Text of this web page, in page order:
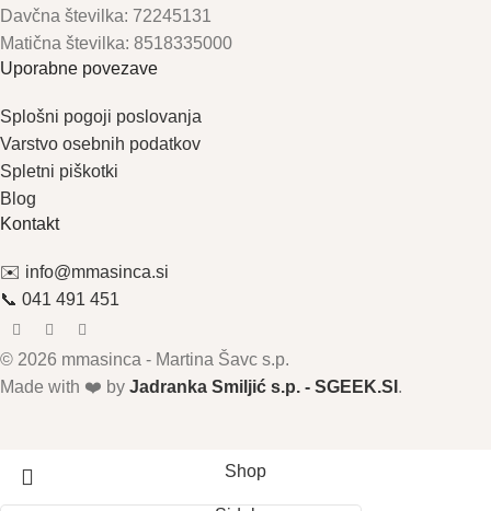
Davčna številka: 72245131
Matična številka: 8518335000
Uporabne povezave
Splošni pogoji poslovanja
Varstvo osebnih podatkov
Spletni piškotki
Blog
Kontakt
✉️ info@mmasinca.si
📞 041 491 451
© 2026 mmasinca - Martina Šavc s.p.
Made with ❤️ by Jadranka Smiljić s.p. - SGEEK.SI .
Shop